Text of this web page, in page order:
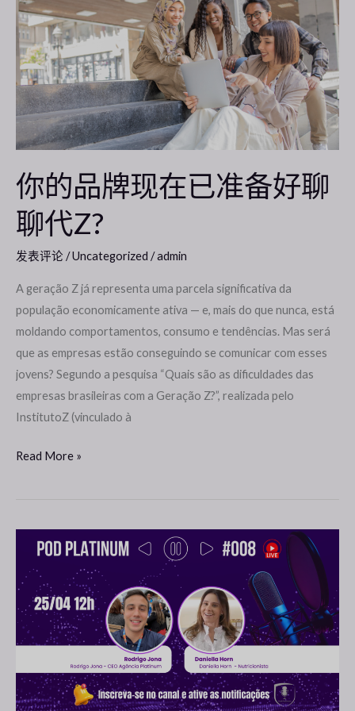
你的品牌现在已准备好聊
聊代Z?
发表评论 /Uncategorized /admin
A geração Z já representa uma parcela significativa da
população economicamente ativa — e, mais do que nunca, está
moldando comportamentos, consumo e tendências. Mas será
que as empresas estão conseguindo se comunicar com esses
jovens? Segundo a pesquisa “Quais são as dificuldades das
empresas brasileiras com a Geração Z?”, realizada pelo
InstitutoZ (vinculado à
的
品
牌
现
在
准
备
好
聊
聊
代
Read More »
错
了！
即
推